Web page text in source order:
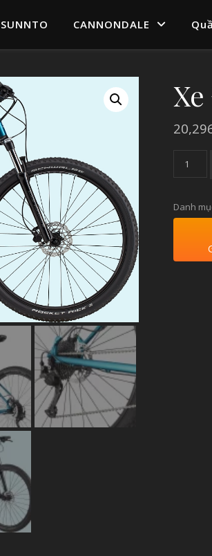
SUNNTO CANNONDALE
Xe
Danh